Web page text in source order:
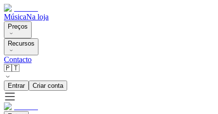
MúsicaNa loja
Preços
Recursos
Contacto
🇵🇹
Entrar Criar conta